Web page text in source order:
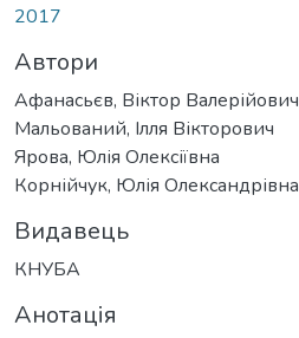
2017
Автори
Афанасьєв, Віктор Валерійович
Мальований, Ілля Вікторович
Ярова, Юлія Олексіївна
Корнійчук, Юлія Олександрівна
Видавець
КНУБА
Анотація